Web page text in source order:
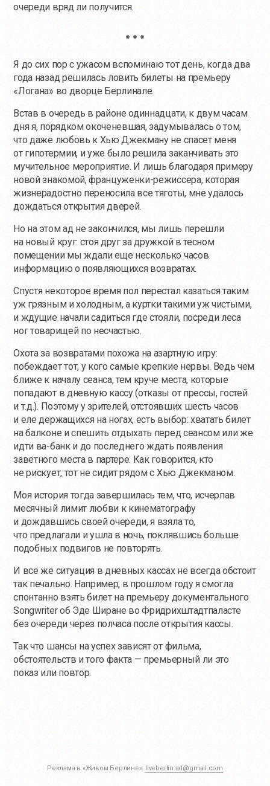
очереди вряд ли получится.
* * *
Я до сих пор с ужасом вспоминаю тот день, когда два
года назад решилась ловить билеты на премьеру
«Логана» во дворце Берлинале.
Встав в очередь в районе одиннадцати, к двум часам
дня я, порядком окоченевшая, задумывалась о том,
что даже любовь к Хью Джекману не спасет меня
от гипотермии, и уже было решила заканчивать это
мучительное мероприятие. И лишь благодаря примеру
новой знакомой, француженки-режиссера, которая
жизнерадостно переносила все тяготы, мне удалось
дождаться открытия дверей.
Но на этом ад не закончился, мы лишь перешли
на новый круг: стоя друг за дружкой в тесном
помещении мы ждали еще несколько часов
информацию о появляющихся возвратах.
Спустя некоторое время пол перестал казаться таким
уж грязным и холодным, а куртки такими уж чистыми,
и ждущие начали садиться где стояли, посреди леса
ног товарищей по несчастью.
Охота за возвратами похожа на азартную игру:
побеждает тот, у кого самые крепкие нервы. Ведь чем
ближе к началу сеанса, тем круче места, которые
попадают в дневную кассу (отказы от прессы, гостей
и т.д.). Поэтому у зрителей, отстоявших шесть часов
и еле держащихся на ногах, есть выбор: хватать билет
на балконе и спешить отдыхать перед сеансом или же
идти ва-банки до последнего ждать появления
заветного места в партере. Как говорится, кто
не рискует, тот не сидит рядом с Хью Джекманом.
Моя история тогда завершилась тем, что, исчерпав
месячный лимит любви к кинематографу
и дождавшись своей очереди, я взяла то,
что предлагали и ушла в ночь, поклявшись больше
подобных подвигов не повторять.
И все же ситуация в дневных кассах не всегда обстоит
так печально. Например, в прошлом году я смогла
спонтанно взять билет на премьеру документального
Songwriter об Эде Ширане во Фридрихштадтпаласте
без очереди через полчаса после открытия кассы.
Так что шансы на успех зависят от фильма,
обстоятельств и того факта — премьерный ли это
показ или повтор.
Реклама в «Живом Берлине»: liveberlin.ad@gmail.com